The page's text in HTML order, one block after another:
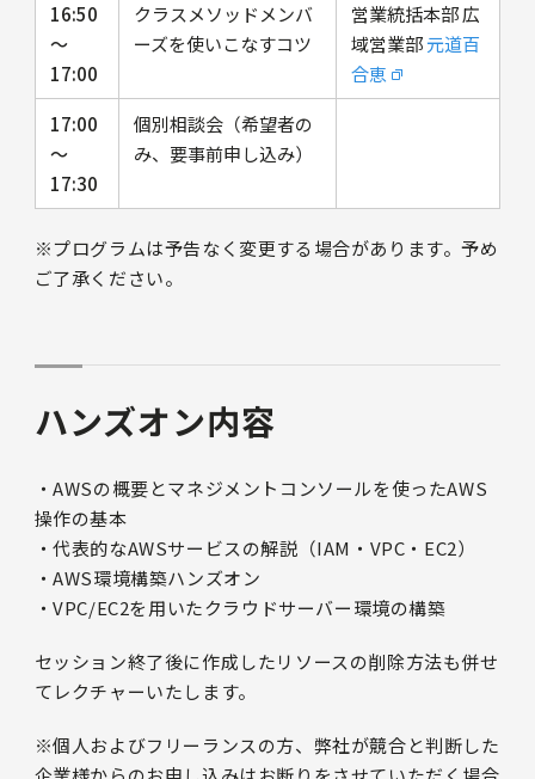
16:50
〜
17:00
クラスメソッドメンバ
ーズを使いこなすコツ
営業統括本部 広
域営業部元道百
合恵
17:00
〜
17:30
個別相談会（希望者の
み、要事前申し込み）
※プログラムは予告なく変更する場合があります。予め
ご了承ください。
ハンズオン内容
・AWSの概要とマネジメントコンソールを使ったAWS
操作の基本
・代表的なAWSサービスの解説（IAM・VPC・EC2）
・AWS環境構築ハンズオン
・VPC/EC2を用いたクラウドサーバー環境の構築
セッション終了後に作成したリソースの削除方法も併せ
てレクチャーいたします。
※個人およびフリーランスの方、弊社が競合と判断した